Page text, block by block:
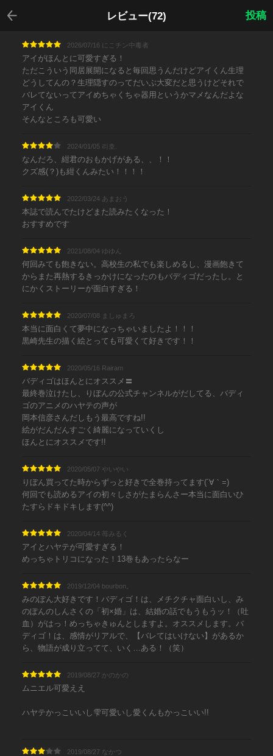
レビュー(72)
戻る
投稿
2026/07/16 にこチン中毒者
アイがほんとに可愛すぎる！
ただこういう同居展開になると毎回思うんだけどアイくん生理
どうしてんの？生理隠すのってだいぶ大変だと思うけどそれで
バレてないってアイめちゃくちゃ器用というかマメなんだよな
アイくん
そんなところも可愛い
2024/01/05 리호.
なんだろ、紺君のおもかげがある、、！！
クズ感(？)も紺くんみたい！！！！
2022/03/24 あまおう
本誌で読んでたけどまた読みたくなった！
おすすめです
2021/08/04 ゆゆん
何回みても飽きない。高校生の私でも楽しめるし、漫画飽きて
からまた再熱するきっかけになったのもバディゴだったし。と
にかくストーリーが面白すぎる！
2020/07/08 ましゅまろ
本当に面白くて夢中になっちゃいましたよ！！！
黒崎先生の描く絵とっても可愛くて好きです！！
2020/05/16 Rairam
バディゴはほんとにオススメ〓
最終巻泣けたし、りぼんの公式チャンネルがだしてる、バディ
ゴのアニメのハヤテの声が
岡本信彦さんだしもう最高ですね!!
絵がだんだんすごく綺麗になっていくし
ほんとにオススメです!!
2020/05/07 やいやい
りぼん買ってた時からずっと好きで全巻持ってます(´∀｀=)
何回でも読めるアイの初々しさがたまらんさー本当に面白いひ
たすらドキドキします(^^)
2020/04/14 苺みるく
アイとハヤテが可愛すぎる！
めっちゃトリコになった！13巻もあったらなー
2019/12/04 bourbon。
みのぽん大好きです！バディゴ！は、メチクチャ面白いし、み
のぽんのしんさくの「初×婚」は、結婚の話でもうもうッ！（吐
血）がはっ！めっちゃきゅんとしますよ。オススメします。バ
ディゴ！は、感情がリアルで、【バレてはいけない】があるか
ら、物語が成り立ってて、いく…ある！（笑）
2019/08/27 かのかの
ムニエル可愛ええ
ハヤテかっこいいし雫可愛いし愛くんもかっこいい!!
2019/08/27 なかつ